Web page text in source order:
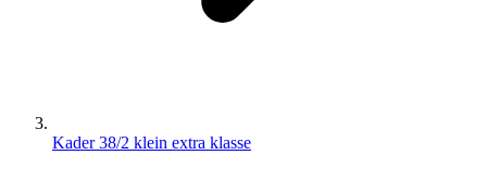
Kader 38/2 klein extra klasse